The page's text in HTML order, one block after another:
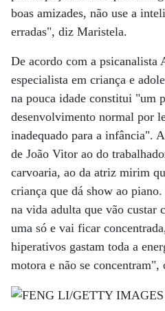
boas amizades, não use a
erradas", diz Maristela.
De acordo com a psicanalista
especialista em criança e
na pouca idade constitui "um
desenvolvimento normal por
inadequado para a infância".
de João Vitor ao do
carvoaria, ao da atriz mirim
criança que dá show ao
na vida adulta que vão custar
uma só e vai ficar
hiperativos gastam toda a
motora e não se concentram",